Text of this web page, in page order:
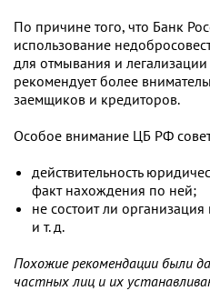
По причине того, что Банк
использование
для отмывания и легализации
рекомендует более
заемщиков и кредиторов.
Особое внимание ЦБ РФ
действительность
факт нахождения по ней;
не состоит ли
и т. д.
Похожие рекомендации были
частных лиц и их